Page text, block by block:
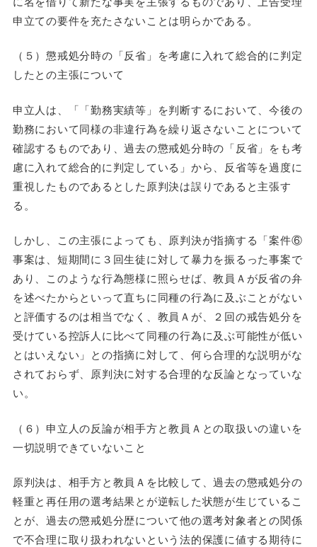
申立ての要件を充たさないことは明らかである。
（５）懲戒処分時の「反省」を考慮に入れて総合的に判定
したとの主張について
申立人は、「「勤務実績等」を判断するにおいて、今後の
勤務において同様の非違行為を繰り返さないことについて
確認するものであり、過去の懲戒処分時の「反省」をも考
慮に入れて総合的に判定している」から、反省等を過度に
重視したものであるとした原判決は誤りであると主張す
る。
しかし、この主張によっても、原判決が指摘する「案件⑥
事案は、短期間に３回生徒に対して暴力を振るった事案で
あり、このような行為態様に照らせば、教員Ａが反省の弁
を述べたからといって直ちに同種の行為に及ぶことがない
と評価するのは相当でなく、教員Ａが、２回の戒告処分を
受けている控訴人に比べて同種の行為に及ぶ可能性が低い
とはいえない」との指摘に対して、何ら合理的な説明がな
されておらず、原判決に対する合理的な反論となっていな
い。
（６）申立人の反論が相手方と教員Ａとの取扱いの違いを
一切説明できていないこと
原判決は、相手方と教員Ａを比較して、過去の懲戒処分の
軽重と再任用の選考結果とが逆転した状態が生じているこ
とが、過去の懲戒処分歴について他の選考対象者との関係
で不合理に取り扱われないという法的保護に値する期待に